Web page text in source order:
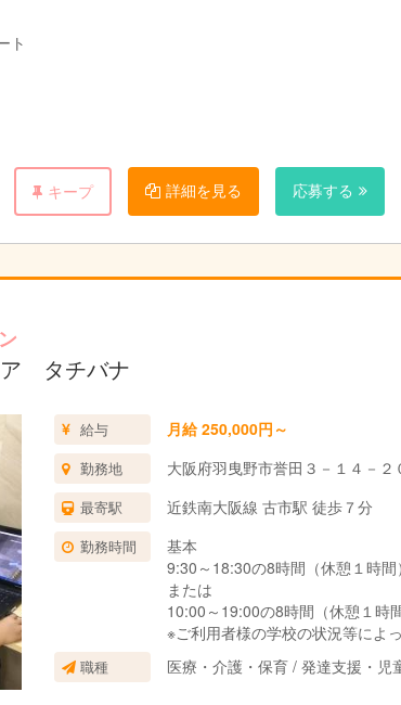
ト
きっちりと残して頂けると、負担を軽減できる仕組みに
ってほしいです！
キープ 詳細を見る 応募する
ア タチバナ
給与 月給 250,000円～
勤務地 大阪府羽曳野市誉田３－１４－
最寄駅 近鉄南大阪線 古市駅 徒歩７分
勤務時間
基本
9:30～18:30の8時間（休憩１時間）
または
10:00～19:00の8時間（休憩１時間
※ご利用者様の学校の状況等によ
職種 医療・介護・保育 / 発達支援・児